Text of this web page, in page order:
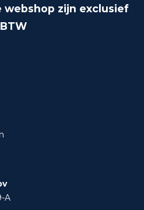
webshop zijn exclusief
BTW
A